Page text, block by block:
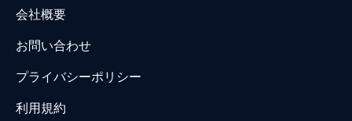
会社概要
お問い合わせ
プライバシーポリシー
利用規約